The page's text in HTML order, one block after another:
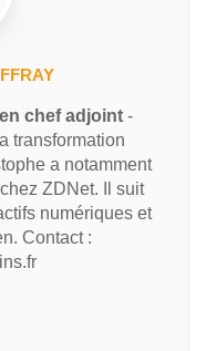
chef adjoint -
transformation
a notamment
ZDNet. Il suit
numériques et
Contact :